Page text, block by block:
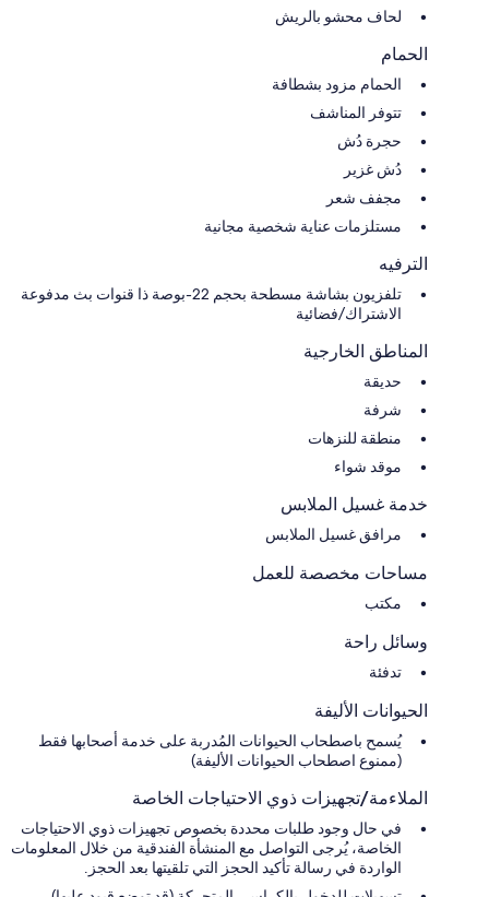
لحاف محشو بالريش
الحمام
الحمام مزود بشطافة
تتوفر المناشف
حجرة دُش
دُش غزير
مجفف شعر
مستلزمات عناية شخصية مجانية
الترفيه
تلفزيون بشاشة مسطحة بحجم 22-بوصة ذا قنوات بث مدفوعة
الاشتراك/فضائية
المناطق الخارجية
حديقة
شرفة
منطقة للنزهات
موقد شواء
خدمة غسيل الملابس
مرافق غسيل الملابس
مساحات مخصصة للعمل
مكتب
وسائل راحة
تدفئة
الحيوانات الأليفة
يُسمح باصطحاب الحيوانات المُدربة على خدمة أصحابها فقط
(ممنوع اصطحاب الحيوانات الأليفة)
الملاءمة/تجهيزات ذوي الاحتياجات الخاصة
في حال وجود طلبات محددة بخصوص تجهيزات ذوي الاحتياجات
الخاصة، يُرجى التواصل مع المنشأة الفندقية من خلال المعلومات
الواردة في رسالة تأكيد الحجز التي تلقيتها بعد الحجز.